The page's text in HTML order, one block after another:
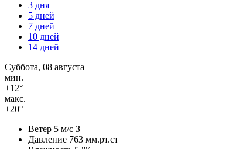
3 дня
5 дней
7 дней
10 дней
14 дней
Суббота, 08 августа
мин.
+12°
макс.
+20°
Ветер 5 м/с З
Давление 763 мм.рт.ст